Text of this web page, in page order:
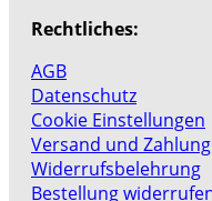
Rechtliches:
AGB
Datenschutz
Cookie Einstellungen
Versand und Zahlung
Widerrufsbelehrung
Bestellung